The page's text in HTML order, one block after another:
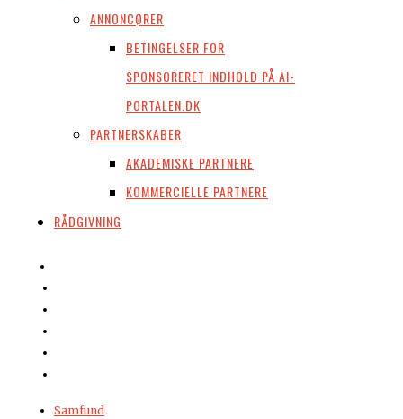
ANNONCØRER
BETINGELSER FOR
SPONSORERET INDHOLD PÅ AI-
PORTALEN.DK
PARTNERSKABER
AKADEMISKE PARTNERE
KOMMERCIELLE PARTNERE
RÅDGIVNING
Samfund